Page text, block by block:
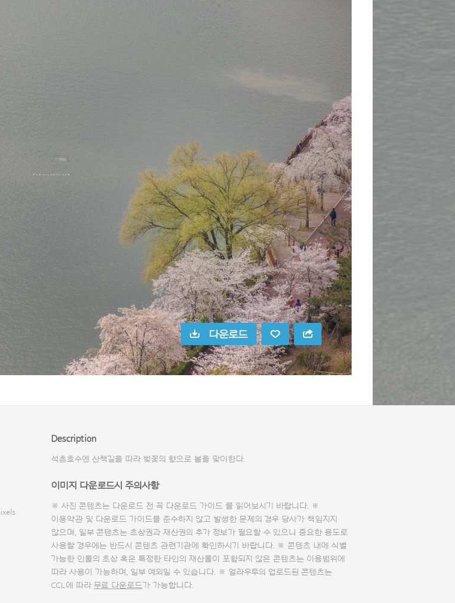
다운로드
Description
석촌호수엔 산책길을 따라 벚꽃의 향으로 봄을 맞이한다.
이미지 다운로드시 주의사항
※ 사진 콘텐츠는 다운로드 전 꼭 다운로드 가이드 를 읽어보시기 바랍니다. ※
이용약관 및 다운로드 가이드를 준수하지 않고 발생한 문제의 경우 당사가 책임지지
않으며, 일부 콘텐츠는 초상권과 재산권의 추가 정보가 필요할 수 있으니 중요한 용도로
사용할 경우에는 반드시 콘텐츠 관련기관에 확인하시기 바랍니다. ※ 콘텐츠 내에 식별
가능한 인물의 초상 혹은 특정한 타인의 재산물이 포함되지 않은 콘텐츠는 이용범위에
따라 사용이 가능하며, 일부 예외일 수 있습니다. ※ 얼라우투의 업로드된 콘텐츠는
CCL에 따라 무료 다운로드가 가능합니다.